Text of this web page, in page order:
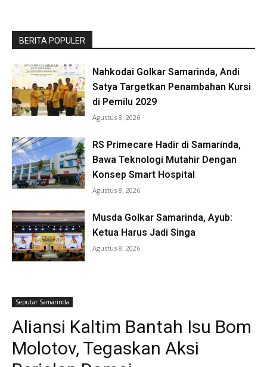
BERITA POPULER
Nahkodai Golkar Samarinda, Andi
Satya Targetkan Penambahan Kursi
di Pemilu 2029
Agustus 8, 2026
RS Primecare Hadir di Samarinda,
Bawa Teknologi Mutahir Dengan
Konsep Smart Hospital
Agustus 8, 2026
Musda Golkar Samarinda, Ayub:
Ketua Harus Jadi Singa
Agustus 8, 2026